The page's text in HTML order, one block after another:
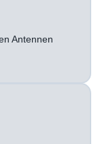
Antennen